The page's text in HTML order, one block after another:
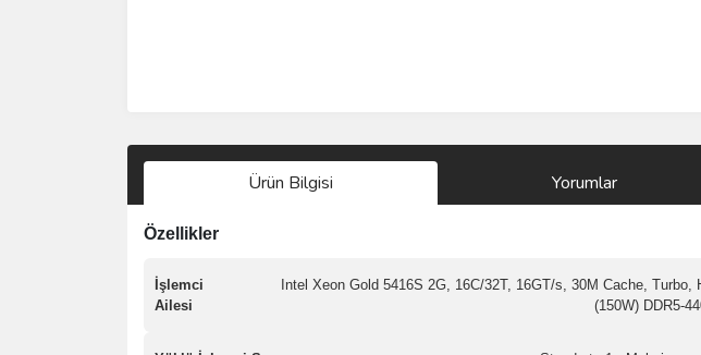
Ürün Bilgisi Yorumlar
Özellikler
İşlemci
Ailesi
Intel Xeon Gold 5416S 2G, 16C/32T, 16GT/s, 30M Cache, Turbo,
(150W) DDR5-